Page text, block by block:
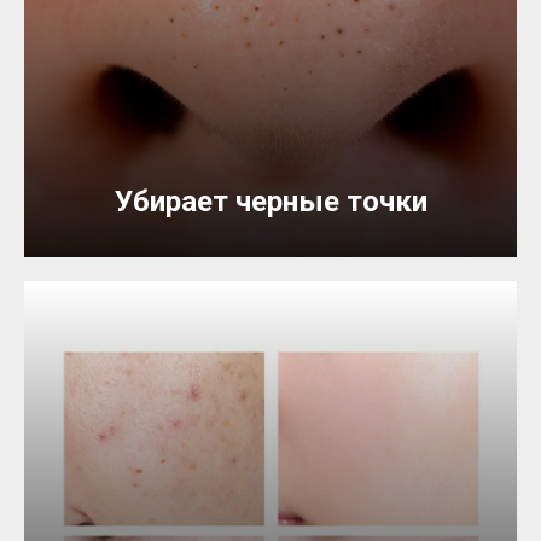
Убирает черные точки